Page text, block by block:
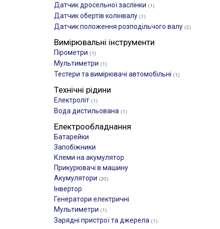
Датчик дросельної заслінки (1)
Датчик обертів колінвалу (1)
Датчик положення розподільчого валу (2)
Вимірювальні інструменти
Пірометри (1)
Мультиметри (1)
Тестери та вимірювачі автомобільні (1)
Технічні рідини
Електроліт (1)
Вода дистильована (1)
Електрообладнання
Батарейки
Запобіжники
Клеми на акумулятор
Прикурювачі в машину
Акумулятори (20)
Інвертор
Генератори електричні
Мультиметри (1)
Зарядні пристрої та джерела (1)